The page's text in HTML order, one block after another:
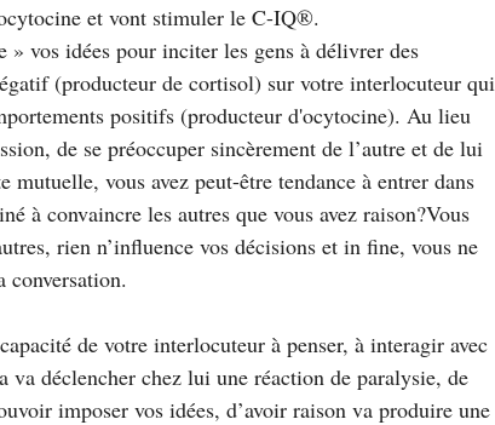
et vont stimuler le C-IQ®.
» vos idées pour inciter les gens à délivrer des
(producteur de cortisol) sur votre interlocuteur qui
positifs (producteur d'ocytocine). Au lieu
de se préoccuper sincèrement de l’autre et de lui
mutuelle, vous avez peut-être tendance à entrer dans
à convaincre les autres que vous avez raison?Vous
rien n’influence vos décisions et in fine, vous ne
conversation.
de votre interlocuteur à penser, à interagir avec
va déclencher chez lui une réaction de paralysie, de
imposer vos idées, d’avoir raison va produire une